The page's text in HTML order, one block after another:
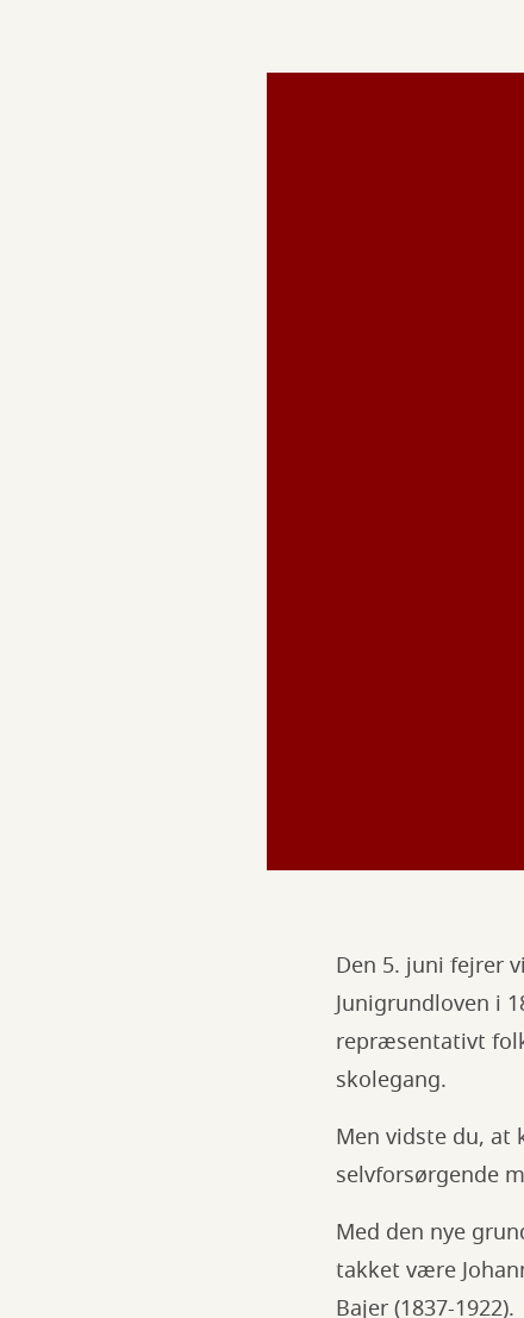
Den 5. juni fejrer
Junigrundloven i
repræsentativt
skolegang.
Men vidste du, at
selvforsørgende
Med den nye
takket være
Bajer (1837-1922).